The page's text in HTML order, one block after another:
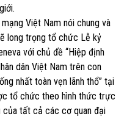
Việt Nam nói chung và
long trọng tổ chức Lễ kỷ
với chủ đề “Hiệp định
dân Việt Nam trên con
nhất toàn vẹn lãnh thổ” tại
tổ chức theo hình thức trực
tất cả các cơ quan đại